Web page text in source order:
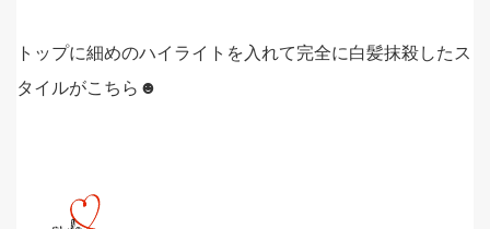
トップに細めのハイライトを入れて完全に白髪抹殺したス
タイルがこちら☻